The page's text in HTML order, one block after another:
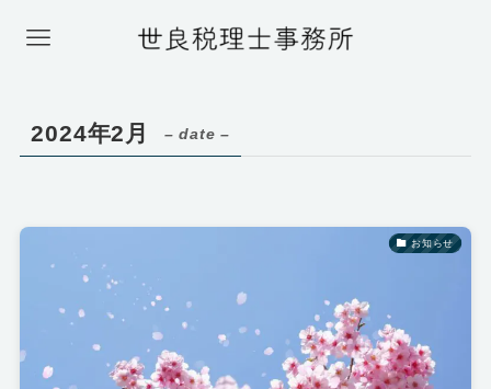
2024年2月 – date –
お知らせ